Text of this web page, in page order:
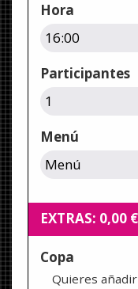
Hora
Participantes
Menú
EXTRAS: 0,00 €
Copa
Quieres